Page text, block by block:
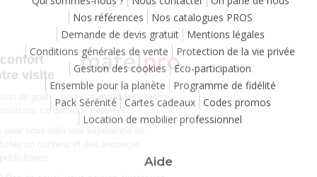
Nos références
Nos catalogues PROS
Demande de devis gratuit
Mentions légales
Conditions générales de vente
Protection de la vie privée
Gestion des cookies
Eco-participation
Ensemble pour la planète
Programme de fidélité
Pack Sérénité
Cartes cadeaux
Codes promos
Location de mobilier professionnel
Aide
Continuer sans accepter
Chez Matelpro, le confort
commence dès votre visite
confort, c'est une question de goût… pour nos
pour nos cookies ! Vous choisissez ce qui vous convient.
personnalisées à des fins publicitaires